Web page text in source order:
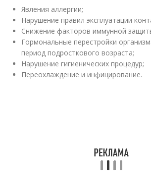
Явления аллергии;
Нарушение правил эксплуатации
Снижение факторов иммунной
Гормональные перестройки
период подросткового возраста;
Нарушение гигиенических процедур;
Переохлаждение и инфицирование.